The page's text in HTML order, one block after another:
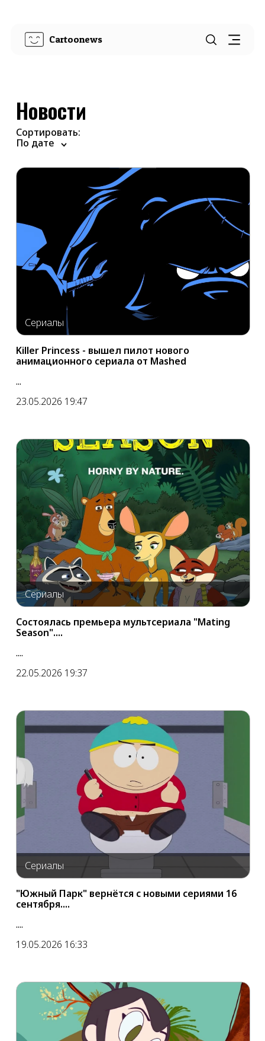
Cartoonews
Новости
Сортировать:
По дате
Сериалы
Killer Princess - вышел пилот нового
анимационного сериала от Mashed
...
23.05.2026 19:47
Сериалы
Состоялась премьера мультсериала "Mating
Season"....
....
22.05.2026 19:37
Сериалы
"Южный Парк" вернётся с новыми сериями 16
сентября....
....
19.05.2026 16:33